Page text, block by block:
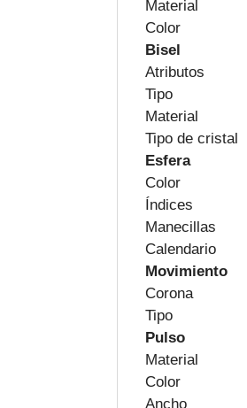
Material
Color
Bisel
Atributos
Tipo
Material
Tipo de cristal
Esfera
Color
Índices
Manecillas
Calendario
Movimiento
Corona
Tipo
Pulso
Material
Color
Ancho